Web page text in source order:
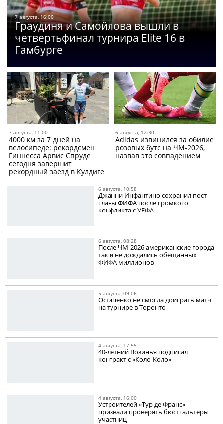
7 августа, 16:00
Граудиня и Самойлова вышли в
четвертьфинал турнира Elite 16 в
Гамбурге
7 августа, 11:00
4000 км за 7 дней на
велосипеде: рекордсмен
Гиннесса Арвис Спруде
сегодня завершит
рекордный заезд в Кулдиге
6 августа, 12:30
Adidas извинился за обилие
розовых бутс на ЧМ-2026,
назвав это совпадением
6 августа, 10:58
Джанни Инфантино сохранил пост
главы ФИФА после громкого
конфликта с УЕФА
6 августа, 08:28
После ЧМ-2026 американские города
так и не дождались обещанных
ФИФА миллионов
5 августа, 09:06
Остапенко не смогла доиграть матч
на турнире в Торонто
4 августа, 17:55
40-летний Возинья подписал
контракт с «Коло-Коло»
4 августа, 16:00
Устроителей «Тур де Франс»
призвали проверять бюстгальтеры
участниц